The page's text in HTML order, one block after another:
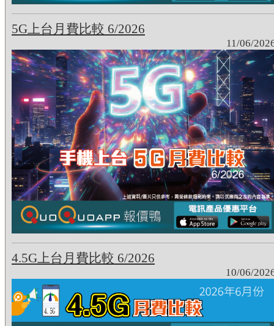
5G上台月費比較 6/2026
11/06/
4.5G上台月費比較 6/2026
10/06/